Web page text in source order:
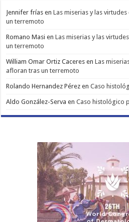
Jennifer frías enLas miserias y las
un terremoto
Romano Masi enLas miserias y las
un terremoto
William Omar Ortiz Caceres enLas
afloran tras un terremoto
Rolando Hernandez Pérez enCaso
Aldo González-Serva enCaso histológico